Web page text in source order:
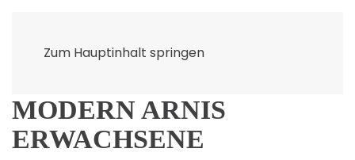
Zum Hauptinhalt springen
MODERN ARNIS
ERWACHSENE